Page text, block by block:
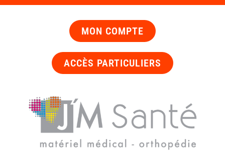
MON COMPTE
ACCÈS PARTICULIERS